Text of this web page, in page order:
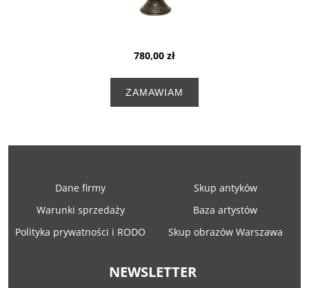
780,00 zł
ZAMAWIAM
Dane firmy
Warunki sprzedaży
Polityka prywatności i RODO
Skup antyków
Baza artystów
Skup obrazów Warszawa
NEWSLETTER